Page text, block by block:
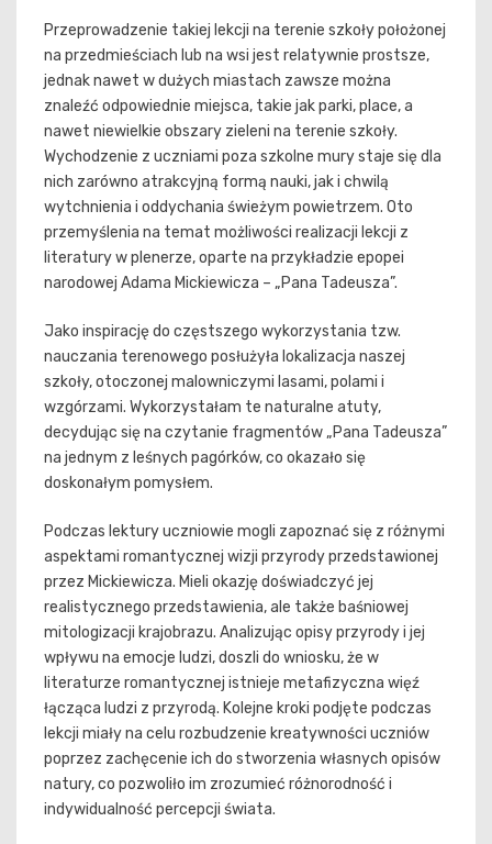
Przeprowadzenie takiej lekcji na terenie szkoły położonej
na przedmieściach lub na wsi jest relatywnie prostsze,
jednak nawet w dużych miastach zawsze można
znaleźć odpowiednie miejsca, takie jak parki, place, a
nawet niewielkie obszary zieleni na terenie szkoły.
Wychodzenie z uczniami poza szkolne mury staje się dla
nich zarówno atrakcyjną formą nauki, jak i chwilą
wytchnienia i oddychania świeżym powietrzem. Oto
przemyślenia na temat możliwości realizacji lekcji z
literatury w plenerze, oparte na przykładzie epopei
narodowej Adama Mickiewicza – „Pana Tadeusza”.
Jako inspirację do częstszego wykorzystania tzw.
nauczania terenowego posłużyła lokalizacja naszej
szkoły, otoczonej malowniczymi lasami, polami i
wzgórzami. Wykorzystałam te naturalne atuty,
decydując się na czytanie fragmentów „Pana Tadeusza”
na jednym z leśnych pagórków, co okazało się
doskonałym pomysłem.
Podczas lektury uczniowie mogli zapoznać się z różnymi
aspektami romantycznej wizji przyrody przedstawionej
przez Mickiewicza. Mieli okazję doświadczyć jej
realistycznego przedstawienia, ale także baśniowej
mitologizacji krajobrazu. Analizując opisy przyrody i jej
wpływu na emocje ludzi, doszli do wniosku, że w
literaturze romantycznej istnieje metafizyczna więź
łącząca ludzi z przyrodą. Kolejne kroki podjęte podczas
lekcji miały na celu rozbudzenie kreatywności uczniów
poprzez zachęcenie ich do stworzenia własnych opisów
natury, co pozwoliło im zrozumieć różnorodność i
indywidualność percepcji świata.